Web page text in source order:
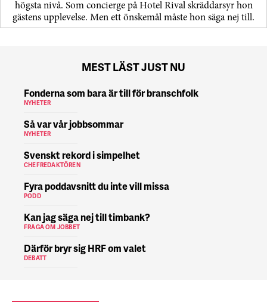
högsta nivå. Som concierge på Hotel Rival skräddarsyr hon
gästens upp­levelse. Men ett önskemål måste hon säga nej till.
MEST LÄST JUST NU
Fonderna som bara är till för branschfolk
NYHETER
Så var vår jobbsommar
NYHETER
Svenskt rekord i simpelhet
CHEFREDAKTÖREN
Fyra poddavsnitt du inte vill missa
PODD
Kan jag säga nej till timbank?
FRÅGA OM JOBBET
Därför bryr sig HRF om valet
DEBATT